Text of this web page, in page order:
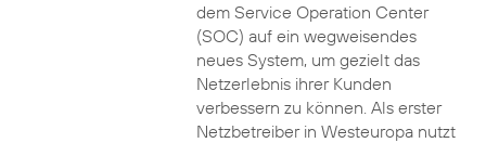
dem Service Operation Center
(SOC) auf ein wegweisendes
neues System, um gezielt das
Netzerlebnis ihrer Kunden
verbessern zu können. Als erster
Netzbetreiber in Westeuropa nutzt